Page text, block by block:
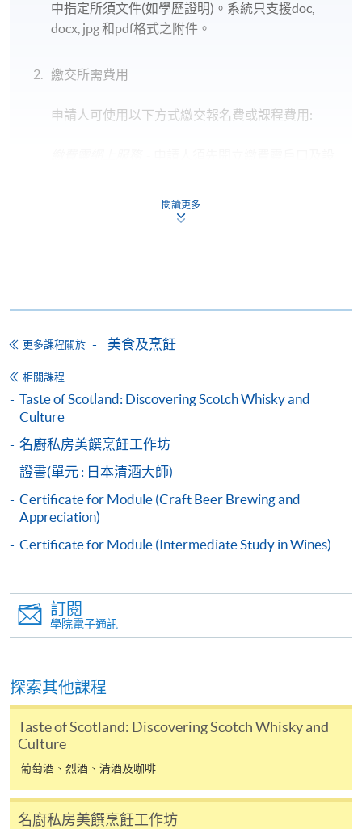
中指定所須文件(如學歷證明)。系統只支援doc,
docx, jpg 和pdf格式之附件。
繳交所需費用
申請人可使用以下方式繳交報名費或課程費用:
月免息分期付款優惠，必須親臨本學院設有報名服務的教
如欲了解如何於網上報讀新課程及繳費，請瀏覽網上
申請/報讀指南 :
-個別學歷頒授課程
報讀同一學歷頒授課程內其他單元
交下期學費的學員，提供網上服務，如學員就讀的課
程設有此服務，課程負責人會通知學員有關程序。
VISA 或 Mastercard、「微信支付」(Online WeChat
Pay) 、「支付寶」(Online Alipay) 或 「轉數快」(FPS)
繳付學費。
親身報名/郵遞
閱讀更多
更多課程關於 美食及烹飪
相關課程
Taste of Scotland: Discovering Scotch Whisky and
Culture
名廚私房美饌烹飪工作坊
證書(單元 : 日本清酒大師)
Certificate for Module (Craft Beer Brewing and
Appreciation)
Certificate for Module (Intermediate Study in Wines)
訂閱
學院電子通訊
探索其他課程
Taste of Scotland: Discovering Scotch Whisky and
Culture
葡萄酒、烈酒、清酒及咖啡
名廚私房美饌烹飪工作坊